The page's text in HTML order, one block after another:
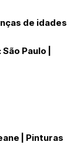
de idades
Paulo |
| Pinturas